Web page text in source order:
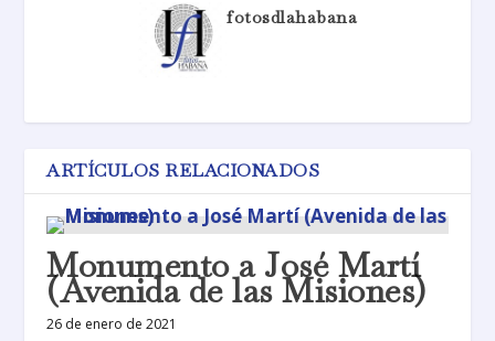
fotosdlahabana
ARTÍCULOS RELACIONADOS
Monumento a José Martí
(Avenida de las Misiones)
26 de enero de 2021